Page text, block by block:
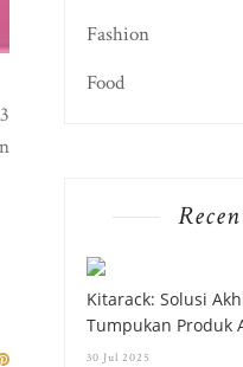
Fashion
Food
Kitarack: Solusi
Tumpukan Produk
30 Jul 2025